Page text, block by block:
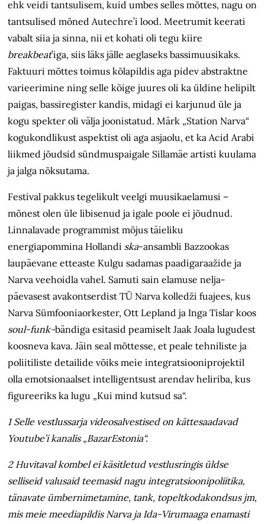
ehk veidi tantsulisem, kuid umbes selles mõttes, nagu on
tantsulised mõned Autechre’i lood. Meetrumit keerati
vabalt siia ja sinna, nii et kohati oli tegu kiire
breakbeat’iga, siis läks jälle aeglaseks bassimuusikaks.
Faktuuri mõttes toimus kõlapildis aga pidev abstraktne
varieerimine ning selle kõige juures oli ka üldine helipilt
paigas, bassiregister kandis, midagi ei karjunud üle ja
kogu spekter oli välja joonistatud. Märk „Station Narva“
kogukondlikust aspektist oli aga asjaolu, et ka Acid Arabi
liikmed jõudsid sündmuspaigale Sillamäe artisti kuulama
ja jalga nõksutama.
Festival pakkus tegelikult veelgi muusikaelamusi –
mõnest olen üle libisenud ja igale poole ei jõudnud.
Linnalavade programmist mõjus täieliku
energiapommina Hollandi ska-ansambli Bazzookas
laupäevane etteaste Kulgu sadamas paadigaraažide ja
Narva veehoidla vahel. Samuti sain elamuse nelja­
päevasest avakontserdist TÜ Narva kolledži fuajees, kus
Narva Sümfooniaorkester, Ott Lepland ja Inga Tislar koos
soul-funk-bändiga esitasid peamiselt Jaak Joala lugudest
koosneva kava. Jäin seal mõttesse, et peale tehniliste ja
poliitiliste detailide võiks meie integratsiooniprojektil
olla emotsionaalset intelligentsust arendav heliriba, kus
figureeriks ka lugu „Kui mind kutsud sa“.
1 Selle vestlussarja videosalvestised on kättesaadavad
Youtube’i kanalis „BazarEstonia“.
2 Huvitaval kombel ei käsitletud vestlusringis üldse
selliseid valusaid teemasid nagu integratsioonipoliitika,
tänavate ümbernimetamine, tank, topeltkodakondsus jm,
mis meie meediapildis Narva ja Ida-Virumaaga enamasti